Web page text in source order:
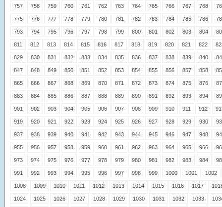
757 758 759 760 761 762 763 764 765 766 767 768
775 776 777 778 779 780 781 782 783 784 785 786
793 794 795 796 797 798 799 800 801 802 803 804
811 812 813 814 815 816 817 818 819 820 821 822
829 830 831 832 833 834 835 836 837 838 839 840
847 848 849 850 851 852 853 854 855 856 857 858
865 866 867 868 869 870 871 872 873 874 875 876
883 884 885 886 887 888 889 890 891 892 893 894
901 902 903 904 905 906 907 908 909 910 911 912
919 920 921 922 923 924 925 926 927 928 929 930
937 938 939 940 941 942 943 944 945 946 947 948
955 956 957 958 959 960 961 962 963 964 965 966
973 974 975 976 977 978 979 980 981 982 983 984
991 992 993 994 995 996 997 998 999 1000 1001 1002
1008 1009 1010 1011 1012 1013 1014 1015 1016 1017
1024 1025 1026 1027 1028 1029 1030 1031 1032 1033